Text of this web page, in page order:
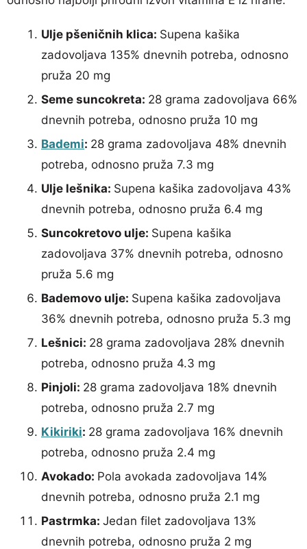
Ulje pšeničnih klica: Supena kašika
zadovoljava 135% dnevnih potreba, odnosno
pruža 20 mg
Seme suncokreta: 28 grama zadovoljava 66%
dnevnih potreba, odnosno pruža 10 mg
Bademi: 28 grama zadovoljava 48% dnevnih
potreba, odnosno pruža 7.3 mg
Ulje lešnika: Supena kašika zadovoljava 43%
dnevnih potreba, odnosno pruža 6.4 mg
Suncokretovo ulje: Supena kašika
zadovoljava 37% dnevnih potreba, odnosno
pruža 5.6 mg
Bademovo ulje: Supena kašika zadovoljava
36% dnevnih potreba, odnosno pruža 5.3 mg
Lešnici: 28 grama zadovoljava 28% dnevnih
potreba, odnosno pruža 4.3 mg
Pinjoli: 28 grama zadovoljava 18% dnevnih
potreba, odnosno pruža 2.7 mg
Kikiriki: 28 grama zadovoljava 16% dnevnih
potreba, odnosno pruža 2.4 mg
Avokado: Pola avokada zadovoljava 14%
dnevnih potreba, odnosno pruža 2.1 mg
Pastrmka: Jedan filet zadovoljava 13%
dnevnih potreba, odnosno pruža 2 mg